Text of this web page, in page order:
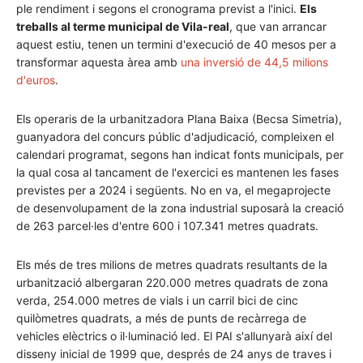
ple rendiment i segons el cronograma previst a l'inici. Els
treballs al terme municipal de Vila-real, que van arrancar
aquest estiu, tenen un termini d'execució de 40 mesos per a
transformar aquesta àrea amb una inversió de 44,5 milions
d'euros.
Els operaris de la urbanitzadora Plana Baixa (Becsa Simetria),
guanyadora del concurs públic d'adjudicació, compleixen el
calendari programat, segons han indicat fonts municipals, per
la qual cosa al tancament de l'exercici es mantenen les fases
previstes per a 2024 i següents. No en va, el megaprojecte
de desenvolupament de la zona industrial suposarà la creació
de 263 parcel·les d'entre 600 i 107.341 metres quadrats.
Els més de tres milions de metres quadrats resultants de la
urbanització albergaran 220.000 metres quadrats de zona
verda, 254.000 metres de vials i un carril bici de cinc
quilòmetres quadrats, a més de punts de recàrrega de
vehicles elèctrics o il·luminació led. El PAI s'allunyarà així del
disseny inicial de 1999 que, després de 24 anys de traves i